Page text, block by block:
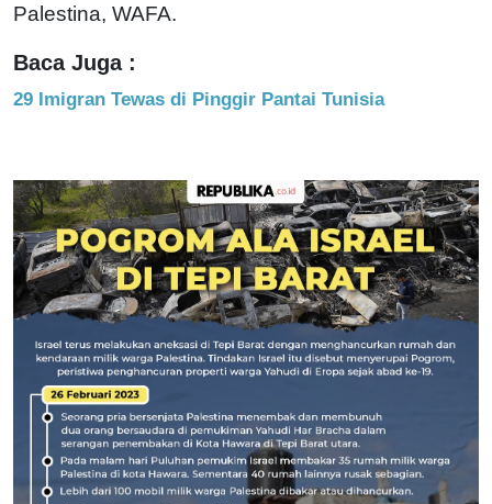
Palestina, WAFA.
Baca Juga :
29 Imigran Tewas di Pinggir Pantai Tunisia